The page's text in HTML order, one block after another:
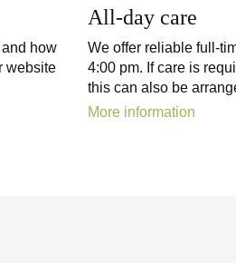
how
website
All-day care
We offer reliable full-
4:00 pm. If care is
this can also be
More information